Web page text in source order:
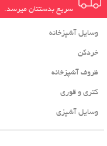
سریع بدستتان میرسد.
وسایل آشپزخانه
خردکن
ظروف آشپزخانه
کتری و قوری
وسایل آشپزی